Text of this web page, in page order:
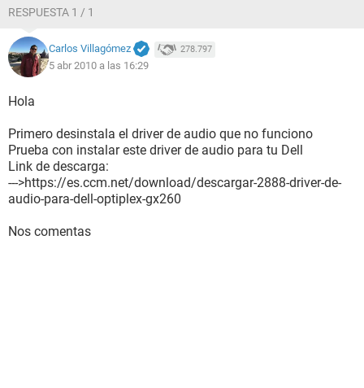
RESPUESTA 1 / 1
Carlos Villagómez 278.797
5 abr 2010 a las 16:29
Hola
Primero desinstala el driver de audio que no funciono
Prueba con instalar este driver de audio para tu Dell
Link de descarga:
--->https://es.ccm.net/download/descargar-2888-driver-de-
audio-para-dell-optiplex-gx260
Nos comentas